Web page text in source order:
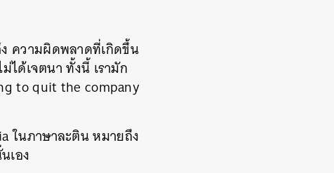
ความผิดพลาดที่เกิดขึ้น
ได้เจตนา ทั้งนี้ เรามัก
to quit the company
ในภาษาละติน หมายถึง
เอง